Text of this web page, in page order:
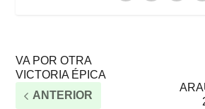
VA POR OTRA
VICTORIA ÉPICA
ANTERIOR